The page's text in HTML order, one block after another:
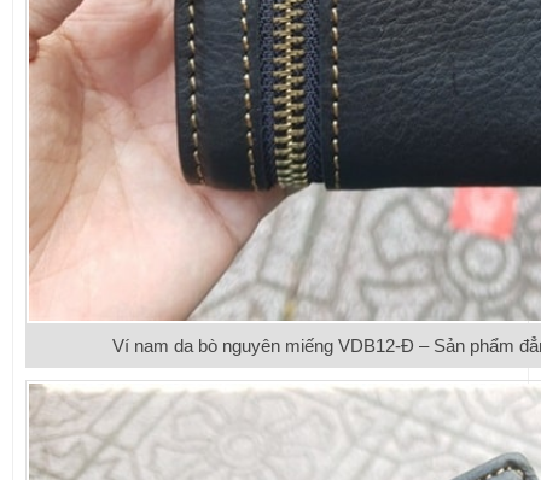
Ví nam da bò nguyên miếng VDB12-Đ – Sản phẩm